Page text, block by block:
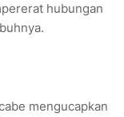
hubungan
mengucapkan